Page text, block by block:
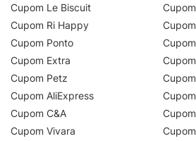
Cupom Le Biscuit
Cupom Ri Happy
Cupom Ponto
Cupom Extra
Cupom Petz
Cupom AliExpress
Cupom C&A
Cupom Vivara